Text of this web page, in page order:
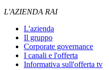
L'AZIENDA RAI
L'azienda
Il gruppo
Corporate governance
I canali e l'offerta
Informativa sull'offerta tv